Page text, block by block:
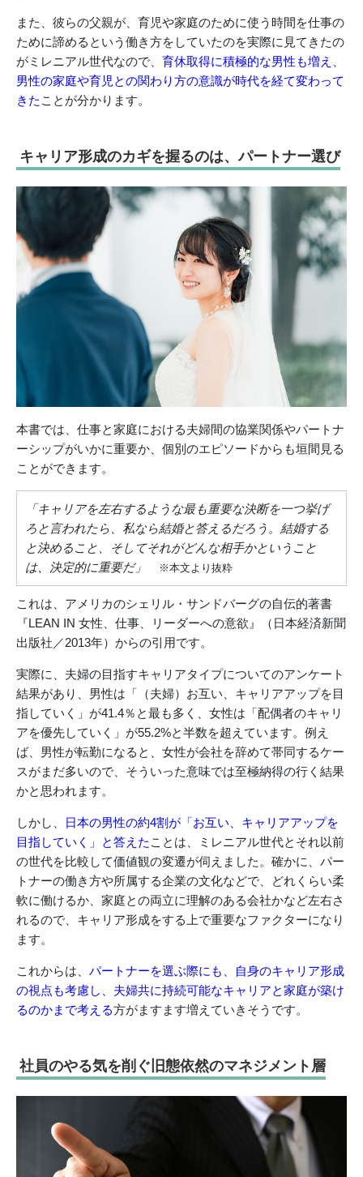
また、彼らの父親が、育児や家庭のために使う時間を仕事の
ために諦めるという働き方をしていたのを実際に見てきたの
がミレニアル世代なので、 育休取得に積極的な男性も増え、
男性の家庭や育児との関わり方の意識が時代を経て変わって
きた ことが分かります。
キャリア形成のカギを握るのは、パートナー選び
本書では、仕事と家庭における夫婦間の協業関係やパートナ
ーシップがいかに重要か、個別のエピソードからも垣間見る
ことができます。
「キャリアを左右するような最も重要な決断を一つ挙げ
ろと言われたら、私なら結婚と答えるだろう。結婚する
と決めること、そしてそれがどんな相手かということ
は、決定的に重要だ」
※本文より抜粋
これは、アメリカのシェリル・サンドバーグの自伝的著書
『LEAN IN 女性、仕事、リーダーへの意欲』（日本経済新聞
出版社／2013年）からの引用です。
実際に、夫婦の目指すキャリアタイプについてのアンケート
結果があり、男性は「（夫婦）お互い、キャリアアップを目
指していく」が41.4％と最も多く、女性は「配偶者のキャリ
アを優先していく」が55.2%と半数を超えています。例え
ば、男性が転勤になると、女性が会社を辞めて帯同するケー
スがまだ多いので、そういった意味では至極納得の行く結果
かと思われます。
しかし、
日本の男性の約4割が「お互い、キャリアアップを
目指していく」と答えた ことは、ミレニアル世代とそれ以前
の世代を比較して価値観の変遷が伺えました。確かに、パー
トナーの働き方や所属する企業の文化などで、どれくらい柔
軟に働けるか、家庭との両立に理解のある会社かなど左右さ
れるので、キャリア形成をする上で重要なファクターになり
ます。
これからは、 パートナーを選ぶ際にも、自身のキャリア形成
の視点も考慮し、夫婦共に持続可能なキャリアと家庭が築け
るのかまで考える方がますます増えていきそうです。
社員のやる気を削ぐ旧態依然のマネジメント層